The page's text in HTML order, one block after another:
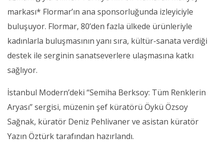
markası* Flormar’ın ana sponsorluğunda izleyiciyle
buluşuyor. Flormar, 80’den fazla ülkede ürünleriyle
kadınlarla buluşmasının yanı sıra, kültür-sanata verdiği
destek ile serginin sanatseverlere ulaşmasına katkı
sağlıyor.
İstanbul Modern’deki “Semiha Berksoy: Tüm Renklerin
Aryası” sergisi, müzenin şef küratörü Öykü Özsoy
Sağnak, küratör Deniz Pehlivaner ve asistan küratör
Yazın Öztürk tarafından hazırlandı.